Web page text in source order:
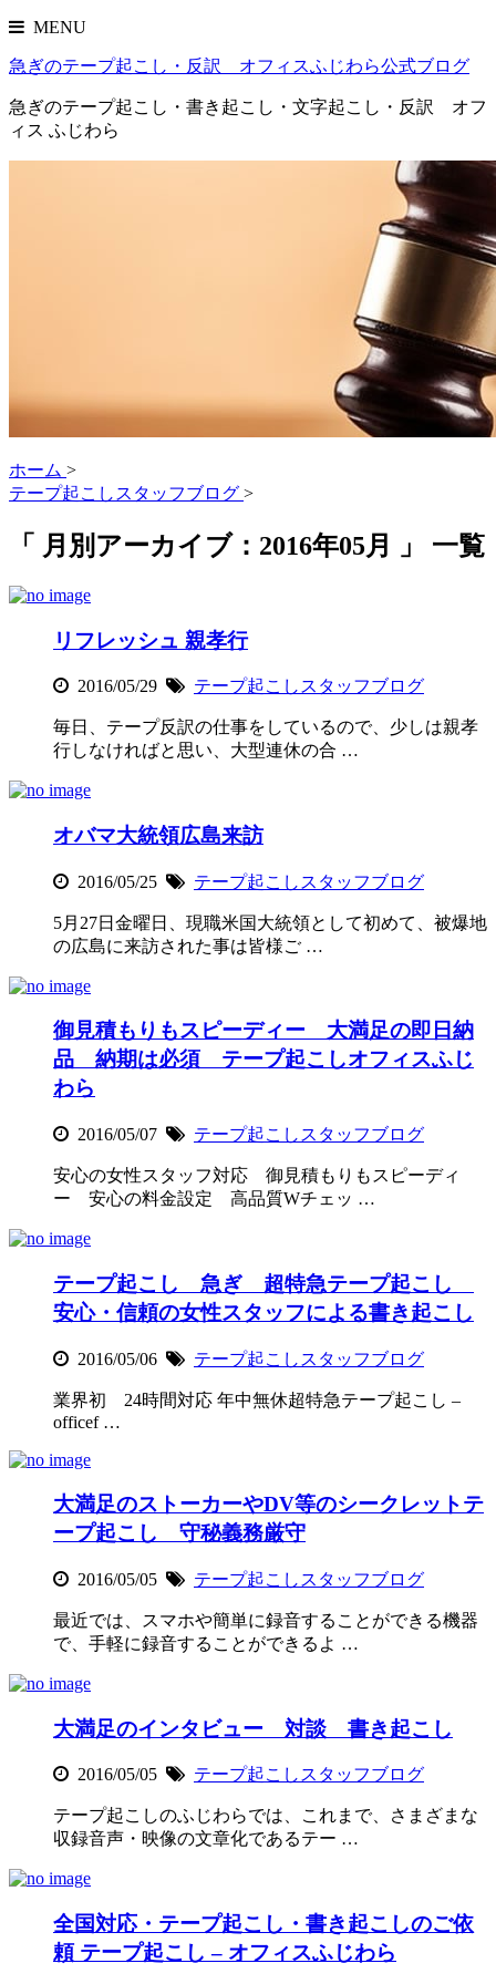
MENU
急ぎのテープ起こし・反訳 オフィスふじわら公式ブログ
急ぎのテープ起こし・書き起こし・文字起こし・反訳 オフ
ィス ふじわら
ホーム >
テープ起こしスタッフブログ >
「 月別アーカイブ：2016年05月 」 一覧
リフレッシュ 親孝行
2016/05/29 テープ起こしスタッフブログ
毎日、テープ反訳の仕事をしているので、少しは親孝
行しなければと思い、大型連休の合 …
オバマ大統領広島来訪
2016/05/25 テープ起こしスタッフブログ
5月27日金曜日、現職米国大統領として初めて、被爆地
の広島に来訪された事は皆様ご …
御見積もりもスピーディー 大満足の即日納
品 納期は必須 テープ起こしオフィスふじ
わら
2016/05/07 テープ起こしスタッフブログ
安心の女性スタッフ対応 御見積もりもスピーディ
ー 安心の料金設定 高品質Wチェッ …
テープ起こし 急ぎ 超特急テープ起こし
安心・信頼の女性スタッフによる書き起こし
2016/05/06 テープ起こしスタッフブログ
業界初 24時間対応 年中無休超特急テープ起こし –
officef …
大満足のストーカーやDV等のシークレットテ
ープ起こし 守秘義務厳守
2016/05/05 テープ起こしスタッフブログ
最近では、スマホや簡単に録音することができる機器
で、手軽に録音することができるよ …
大満足のインタビュー 対談 書き起こし
2016/05/05 テープ起こしスタッフブログ
テープ起こしのふじわらでは、これまで、さまざまな
収録音声・映像の文章化であるテー …
全国対応・テープ起こし・書き起こしのご依
頼 テープ起こし – オフィスふじわら